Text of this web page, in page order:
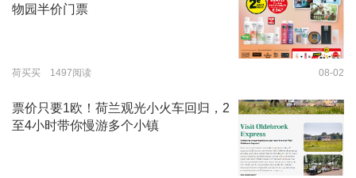
物园半价门票
荷买买 1497阅读 08-02
票价只要1欧！荷兰观光小火车回归，2
至4小时带你慢游多个小镇